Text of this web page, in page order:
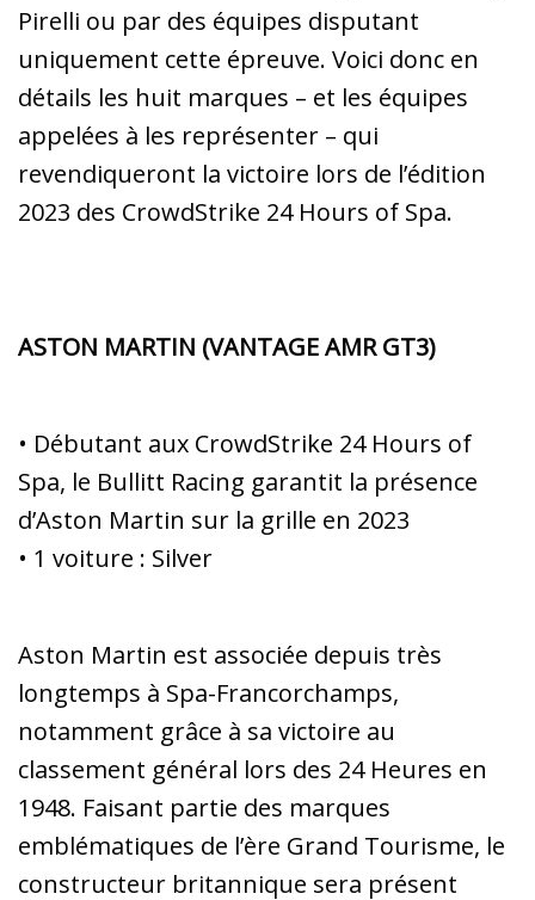
Pirelli ou par des équipes disputant
uniquement cette épreuve. Voici donc en
détails les huit marques – et les équipes
appelées à les représenter – qui
revendiqueront la victoire lors de l’édition
2023 des CrowdStrike 24 Hours of Spa.
ASTON MARTIN (VANTAGE AMR GT3)
• Débutant aux CrowdStrike 24 Hours of
Spa, le Bullitt Racing garantit la présence
d’Aston Martin sur la grille en 2023
• 1 voiture : Silver
Aston Martin est associée depuis très
longtemps à Spa-Francorchamps,
notamment grâce à sa victoire au
classement général lors des 24 Heures en
1948. Faisant partie des marques
emblématiques de l’ère Grand Tourisme, le
constructeur britannique sera présent